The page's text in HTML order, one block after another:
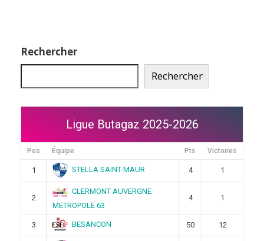
Rechercher
Rechercher
Ligue Butagaz 2025-2026
Pos Équipe Pts Victoires
1 STELLA SAINT-MAUR 4 1
2
CLERMONT AUVERGNE
METROPOLE 63
4 1
3 BESANCON 50 12